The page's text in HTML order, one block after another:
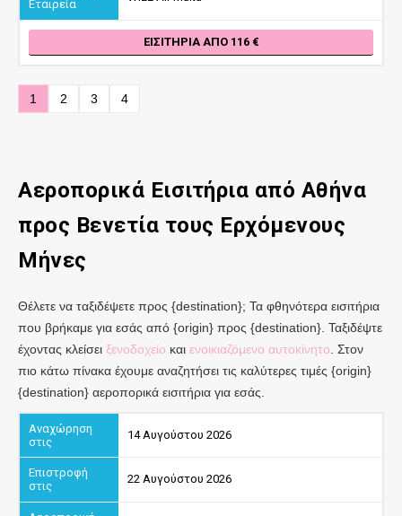
ΕΙΣΙΤΉΡΙΑ ΑΠΌ 116
1 2 3 4
Αεροπορικά Εισιτήρια από Αθήνα
προς Βενετία τους Ερχόμενους
Μήνες
Θέλετε να ταξιδέψετε προς {destination}; Τα φθηνότερα εισιτήρια
που βρήκαμε για εσάς από {origin} προς {destination}. Ταξιδέψτε
έχοντας κλείσει ξενοδοχείο και ενοικιαζόμενο αυτοκίνητο . Στον
πιο κάτω πίνακα έχουμε αναζητήσει τις καλύτερες τιμές {origin}
{destination} αεροπορικά εισιτήρια για εσάς.
14 Αυγούστου 2026
22 Αυγούστου 2026